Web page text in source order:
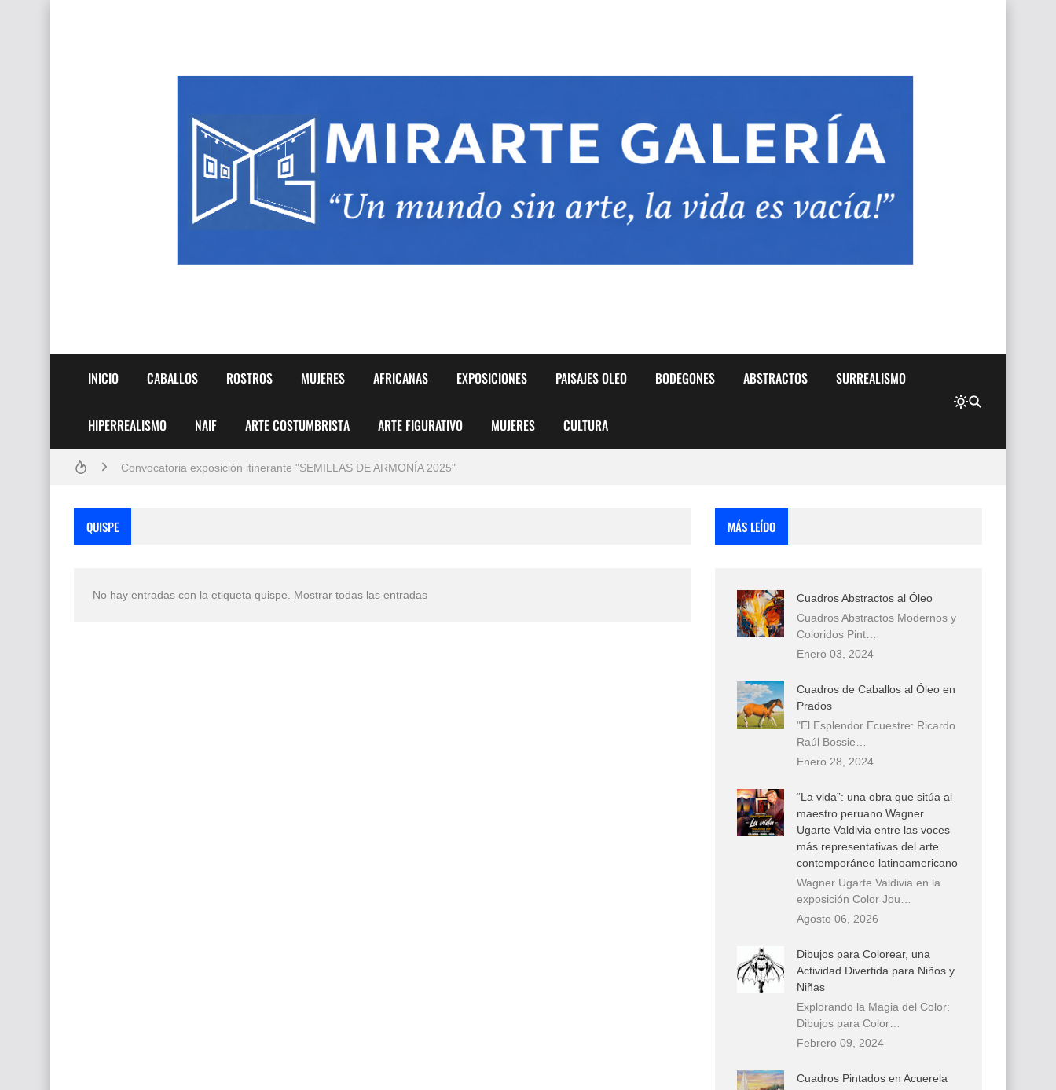
INICIO CABALLOS ROSTROS MUJERES AFRICANAS EXPOSICIONES PAISAJES OLEO BODEGONES ABSTRACTOS SURREALISMO
HIPERREALISMO NAIF ARTE COSTUMBRISTA ARTE FIGURATIVO MUJERES CULTURA
Pintores de Paisajes Famosos, Arte al Óleo
Dibujos Fáciles Para Pintar con Acrílico (Minimalismo Artístico)
Convocatoria exposición itinerante "SEMILLAS DE ARMONÍA 2025"
QUISPE
No hay entradas con la etiqueta quispe Mostrar todas las entradas
MÁS LEÍDO
Cuadros Abstractos al Óleo
Cuadros Abstractos Modernos y
Coloridos Pint…
Enero 03, 2024
Cuadros de Caballos al Óleo en
Prados
"El Esplendor Ecuestre: Ricardo
Raúl Bossie…
Enero 28, 2024
“La vida”: una obra que sitúa al
maestro peruano Wagner
Ugarte Valdivia entre las voces
más representativas del arte
contemporáneo latinoamericano
Wagner Ugarte Valdivia en la
exposición Color Jou…
Agosto 06, 2026
Dibujos para Colorear, una
Actividad Divertida para Niños y
Niñas
Explorando la Magia del Color:
Dibujos para Color…
Febrero 09, 2024
Cuadros Pintados en Acuerela